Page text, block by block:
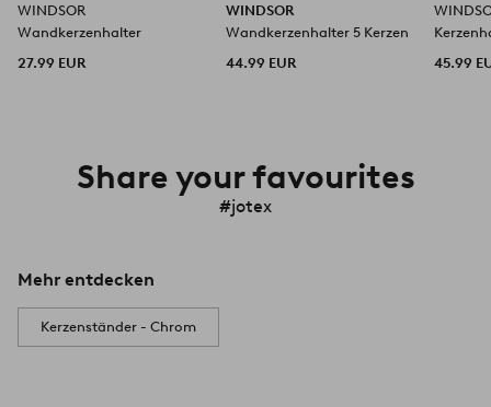
WINDSOR
Wandkerzenhalter
27.99 EUR
WINDSOR
Wandkerzenhalter 5 Kerzen
44.99 EUR
45.99
Share your favourites
#jotex
Mehr entdecken
Kerzenständer - Chrom